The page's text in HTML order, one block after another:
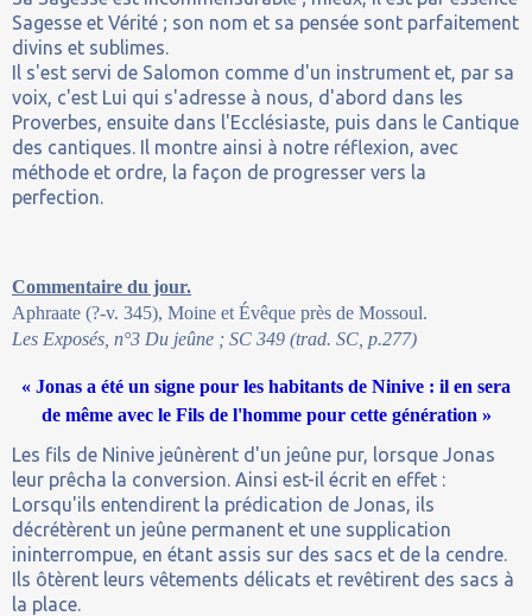
Sagesse et Vérité ; son nom et sa pensée sont parfaitement
divins et sublimes.
Il s'est servi de Salomon comme d'un instrument et, par sa
voix, c'est Lui qui s'adresse à nous, d'abord dans les
Proverbes, ensuite dans l'Ecclésiaste, puis dans le Cantique
des cantiques. Il montre ainsi à notre réflexion, avec
méthode et ordre, la façon de progresser vers la
perfection.
Commentaire du jour.
Aphraate (?-v. 345), Moine et Évêque près de Mossoul.
Les Exposés, n°3 Du jeûne ; SC 349 (trad. SC, p.277)
« Jonas a été un signe pour les habitants de Ninive : il en sera
de même avec le Fils de l'homme pour cette génération »
Les fils de Ninive jeûnèrent d'un jeûne pur, lorsque Jonas
leur prêcha la conversion. Ainsi est-il écrit en effet :
Lorsqu'ils entendirent la prédication de Jonas, ils
décrétèrent un jeûne permanent et une supplication
ininterrompue, en étant assis sur des sacs et de la cendre.
Ils ôtèrent leurs vêtements délicats et revêtirent des sacs à
la place.